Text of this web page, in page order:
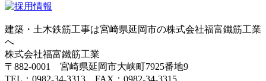
建築・土木鉄筋工事は宮崎県延岡市の株式会社福富鐵筋工業
へ
株式会社福富鐵筋工業
〒882-0001 宮崎県延岡市大峡町7925番地9
TEL：0982-34-3313 FAX：0982-34-3315